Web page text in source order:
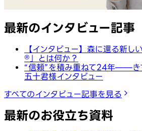
最新のインタビュー記事
【インタビュー】森に還る新
®︎」とは何か？
“信頼”を積み重ねて24年——き
五十君様インタビュー
すべてのインタビュー記事を見る
最新のお役立ち資料